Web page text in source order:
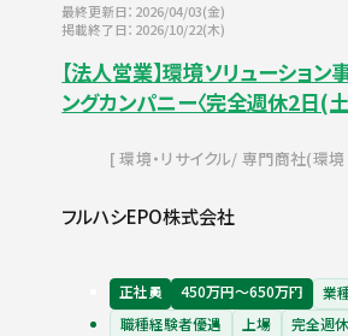
最終更新日：2026/04/03(金)
掲載終了日：2026/10/22(木)
【法人営業】環境ソリューション
ングカンパニー〈完全週休2日(
環境・リサイクル 専門商社(環境
フルハシEPO株式会社
正社員 450万円〜650万円
業
職種経験者優遇
上場
完全週